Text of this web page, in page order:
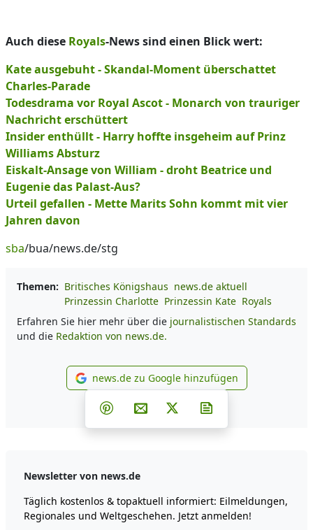
Auch diese Royals-News sind einen Blick wert:
Kate ausgebuht - Skandal-Moment überschattet
Charles-Parade
Todesdrama vor Royal Ascot - Monarch von trauriger
Nachricht erschüttert
Insider enthüllt - Harry hoffte insgeheim auf Prinz
Williams Absturz
Eiskalt-Ansage von William - droht Beatrice und
Eugenie das Palast-Aus?
Urteil gefallen - Mette Marits Sohn kommt mit vier
Jahren davon
sba/bua/news.de/stg
Themen: Britisches Königshaus news.de aktuell
Prinzessin Charlotte Prinzessin Kate Royals
Erfahren Sie hier mehr über die journalistischen Standards
und die Redaktion von news.de.
news.de zu Google
news.de zu Google hinzufügen
Teilen auf Facebook
Teilen auf Whatsapp
Teilen auf Telegram
Teilen auf Pinterest
Per E-Mail teilen
Post auf X
Newsletter von news.de
Täglich kostenlos & topaktuell informiert: Eilmeldungen,
Regionales und Weltgeschehen. Jetzt anmelden!